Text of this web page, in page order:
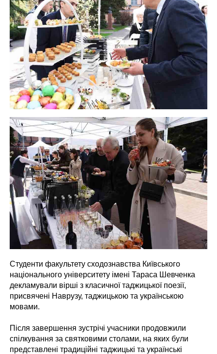
Студенти факультету сходознавства Київського
національного університету імені Тараса Шевченка
декламували вірші з класичної таджицької поезії,
присвячені Наврузу, таджицькою та українською
мовами.
Після завершення зустрічі учасники продовжили
спілкування за святковими столами, на яких були
представлені традиційні таджицькі та українські